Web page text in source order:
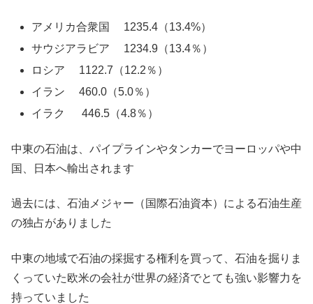
アメリカ合衆国 1235.4（13.4%）
サウジアラビア 1234.9（13.4％）
ロシア 1122.7（12.2％）
イラン 460.0（5.0％）
イラク 446.5（4.8％）
中東の石油は、パイプラインやタンカーでヨーロッパや中
国、日本へ輸出されます
過去には、石油メジャー（国際石油資本）による石油生産
の独占がありました
中東の地域で石油の採掘する権利を買って、石油を掘りま
くっていた欧米の会社が世界の経済でとても強い影響力を
持っていました